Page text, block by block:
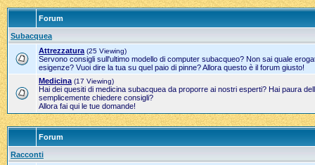
Forum
Subacquea
Attrezzatura (25 Viewing)
Servono consigli sull'ultimo modello di computer subacqueo? Non sai quale
esigenze? Vuoi dire la tua su quel paio di pinne? Allora questo è il forum giusto!
Medicina (17 Viewing)
Hai dei quesiti di medicina subacquea da proporre ai nostri esperti? Hai paura
semplicemente chiedere consigli?
Allora fai qui le tue domande!
Forum
Racconti